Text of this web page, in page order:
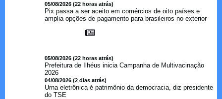
05/08/2026 (22 horas atrás)
Pix passa a ser aceito em comércios de oito países e
amplia opções de pagamento para brasileiros no exterior
05/08/2026 (22 horas atrás)
Prefeitura de Ilhéus inicia Campanha de Multivacinação
2026
04/08/2026 (2 dias atrás)
Urna eletrônica é patrimônio da democracia, diz presidente
do TSE